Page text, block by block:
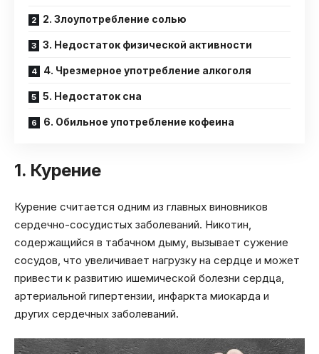
2. Злоупотребление солью
3. Недостаток физической активности
4. Чрезмерное употребление алкоголя
5. Недостаток сна
6. Обильное употребление кофеина
1. Курение
Курение считается одним из главных виновников
сердечно-сосудистых заболеваний. Никотин,
содержащийся в табачном дыму, вызывает сужение
сосудов, что увеличивает нагрузку на сердце и может
привести к развитию ишемической болезни сердца,
артериальной гипертензии, инфаркта миокарда и
других сердечных заболеваний.